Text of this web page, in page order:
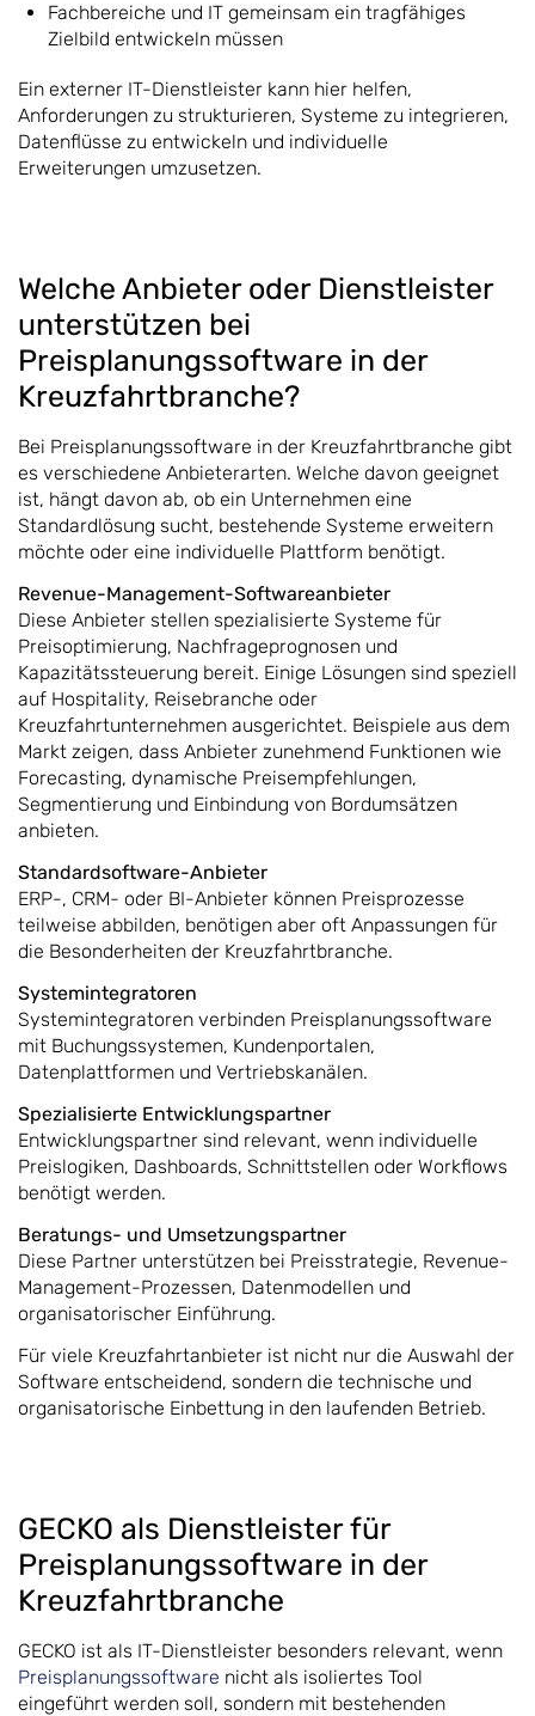
Fachbereiche und IT gemeinsam ein tragfähiges
Zielbild entwickeln müssen
Ein externer IT-Dienstleister kann hier helfen,
Anforderungen zu strukturieren, Systeme zu integrieren,
Datenflüsse zu entwickeln und individuelle
Erweiterungen umzusetzen.
Welche Anbieter oder Dienstleister
unterstützen bei
Preisplanungssoftware in der
Kreuzfahrtbranche?
Bei Preisplanungssoftware in der Kreuzfahrtbranche gibt
es verschiedene Anbieterarten. Welche davon geeignet
ist, hängt davon ab, ob ein Unternehmen eine
Standardlösung sucht, bestehende Systeme erweitern
möchte oder eine individuelle Plattform benötigt.
Revenue-Management-Softwareanbieter
Diese Anbieter stellen spezialisierte Systeme für
Preisoptimierung, Nachfrageprognosen und
Kapazitätssteuerung bereit. Einige Lösungen sind speziell
auf Hospitality, Reisebranche oder
Kreuzfahrtunternehmen ausgerichtet. Beispiele aus dem
Markt zeigen, dass Anbieter zunehmend Funktionen wie
Forecasting, dynamische Preisempfehlungen,
Segmentierung und Einbindung von Bordumsätzen
anbieten.
Standardsoftware-Anbieter
ERP-, CRM- oder BI-Anbieter können Preisprozesse
teilweise abbilden, benötigen aber oft Anpassungen für
die Besonderheiten der Kreuzfahrtbranche.
Systemintegratoren
Systemintegratoren verbinden Preisplanungssoftware
mit Buchungssystemen, Kundenportalen,
Datenplattformen und Vertriebskanälen.
Spezialisierte Entwicklungspartner
Entwicklungspartner sind relevant, wenn individuelle
Preislogiken, Dashboards, Schnittstellen oder Workflows
benötigt werden.
Beratungs- und Umsetzungspartner
Diese Partner unterstützen bei Preisstrategie, Revenue-
Management-Prozessen, Datenmodellen und
organisatorischer Einführung.
Für viele Kreuzfahrtanbieter ist nicht nur die Auswahl der
Software entscheidend, sondern die technische und
organisatorische Einbettung in den laufenden Betrieb.
GECKO als Dienstleister für
Preisplanungssoftware in der
Kreuzfahrtbranche
GECKO ist als IT-Dienstleister besonders relevant, wenn
Preisplanungssoftware nicht als isoliertes Tool
eingeführt werden soll, sondern mit bestehenden